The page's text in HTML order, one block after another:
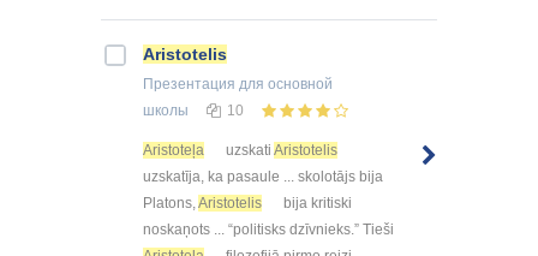
Aristotelis
Презентация для основной
школы
10
Aristoteļa uzskati Aristotelis
uzskatīja, ka pasaule ... skolotājs bija
Platons,Aristotelis
bija kritiski
noskaņots ... “politisks dzīvnieks.” Tieši